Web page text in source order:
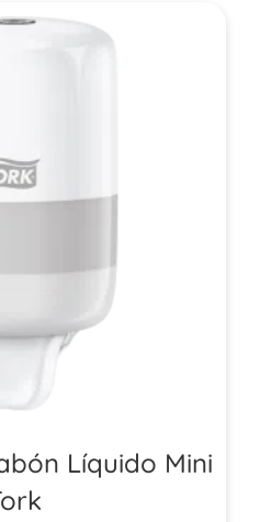
Líquido Mini